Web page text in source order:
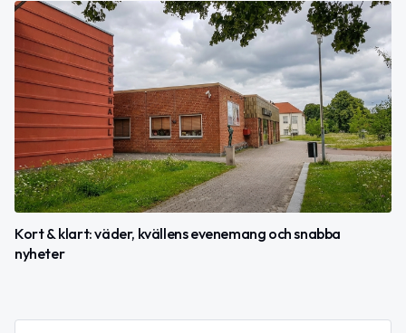
Kort & klart: väder, kvällens evenemang och snabba
nyheter